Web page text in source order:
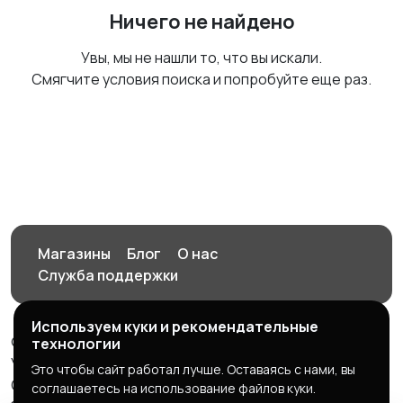
Ничего не найдено
Увы, мы не нашли то, что вы искали.
Смягчите условия поиска и попробуйте еще раз.
Магазины Блог
О нас
Служба поддержки
© 2026 Орен-АЙ - Авто | Недвижимость | Работа |
Услуги
Создал Карусов Е.С ООО "ЦПК" ИНН 5609203278 ОГРН
Используем куки и рекомендательные
технологии
Это чтобы сайт работал лучше. Оставаясь с нами, вы
соглашаетесь на использование файлов куки.